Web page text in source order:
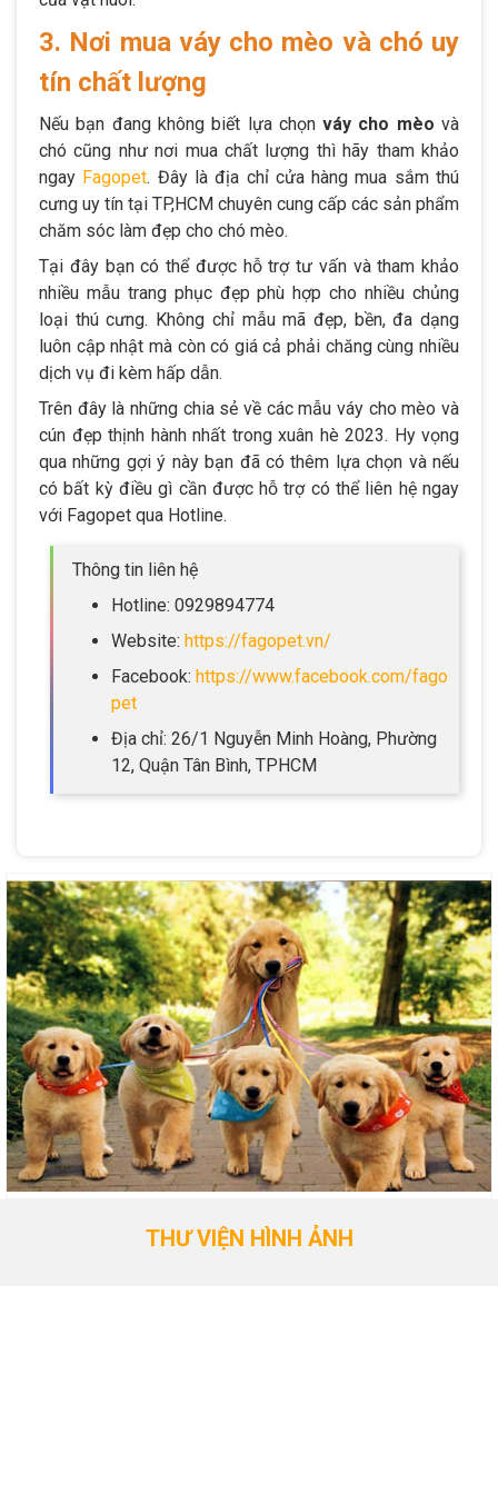
3. Nơi mua váy cho mèo và chó uy
tín chất lượng
Nếu bạn đang không biết lựa chọnváy cho mèo và
chó cũng như nơi mua chất lượng thì hãy tham khảo
ngay Fagopet. Đây là địa chỉ cửa hàng mua sắm thú
cưng uy tín tại TP,HCM chuyên cung cấp các sản phẩm
chăm sóc làm đẹp cho chó mèo.
Tại đây bạn có thể được hỗ trợ tư vấn và tham khảo
nhiều mẫu trang phục đẹp phù hợp cho nhiều chủng
loại thú cưng. Không chỉ mẫu mã đẹp, bền, đa dạng
luôn cập nhật mà còn có giá cả phải chăng cùng nhiều
dịch vụ đi kèm hấp dẫn.
Trên đây là những chia sẻ về các mẫu váy cho mèo và
cún đẹp thịnh hành nhất trong xuân hè 2023. Hy vọng
qua những gợi ý này bạn đã có thêm lựa chọn và nếu
có bất kỳ điều gì cần được hỗ trợ có thể liên hệ ngay
với Fagopet qua Hotline.
Thông tin liên hệ
Hotline: 0929894774
Website: https://fagopet.vn/
Facebook: https://www.facebook.com/fago
pet
Địa chỉ: 26/1 Nguyễn Minh Hoàng, Phường
12, Quận Tân Bình, TPHCM
THƯ VIỆN HÌNH ẢNH